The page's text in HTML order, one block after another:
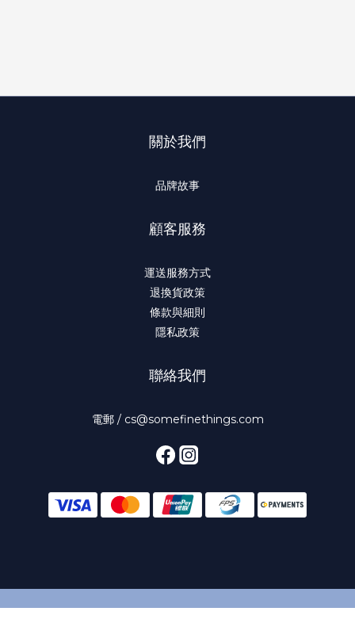
關於我們
品牌故事
顧客服務
運送服務方式
退換貨政策
條款與細則
隱私政策
聯絡我們
電郵 / cs@somefinethings.com